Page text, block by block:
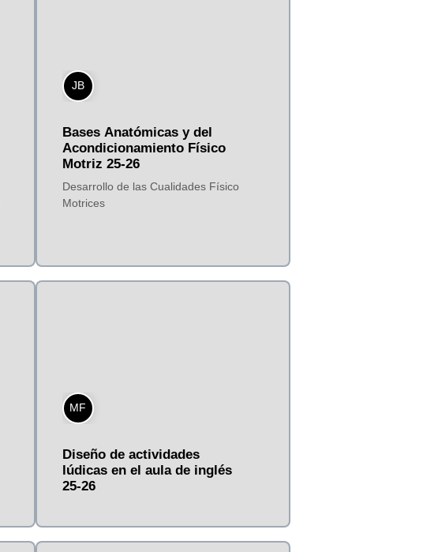
Bases Anatómicas y del
Acondicionamiento Físico
Motriz 25-26
Desarrollo de las Cualidades Físico
Motrices
JB
Diseño de actividades
lúdicas en el aula de inglés
25-26
MF